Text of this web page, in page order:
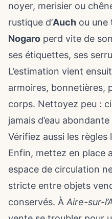
noyer, merisier ou
rustique d’Auch ou une
Nogaro perd vite de
ses étiquettes, ses
L’estimation vient
armoires, bonnetières,
corps. Nettoyez peu :
jamais d’eau
Vérifiez aussi les règles
Enfin, mettez en place
espace de circulation
stricte entre objets
conservés. À Aire-sur-